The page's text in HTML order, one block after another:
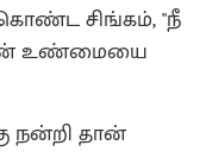
கொண்ட சிங்கம், "நீ
உண்மையை
நன்றி தான்